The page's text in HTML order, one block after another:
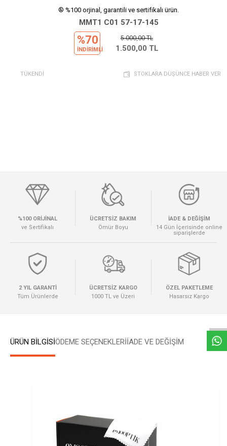
® %100 orjinal, garantili ve sertifikalı ürün.
MMT1 C01 57-17-145
%70
INDIRIMLI
5.000,00TL
1.500,00 TL
TÜKENDİ STOKLARA DÜŞÜNCE HABER VER
%100 ORİJİNAL
ve Sertifikalı
ÜCRETSİZ BAKIM
Ömür Boyu
İADE & DEĞİŞİM
14 Gün İçerisinde online
siparişlerde
2 YIL GARANTİ
Tüm Ürünlerde
ÜCRETSİZ KARGO
1000 TL ve Üzeri
ÖZEL PAKETLEME
Hasarsız Kargo
ÜRÜN BİLGİSİÖDEME SEÇENEKLERIİADE VE DEĞİŞİM